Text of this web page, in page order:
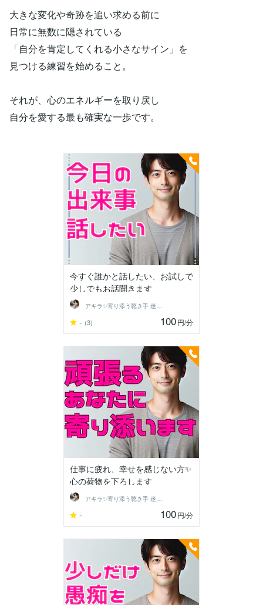
大きな変化や奇跡を追い求める前に
日常に無数に隠されている
「自分を肯定してくれる小さなサイン」を
見つける練習を始めること。
それが、心のエネルギーを取り戻し
自分を愛する最も確実な一歩です。
今すぐ誰かと話したい、お試しで
少しでもお話聞きます
アキラ✨寄り添う聴き手 迷い不安の相談室
- (3) 100円/分
仕事に疲れ、幸せを感じない方✨
心の荷物を下ろします
アキラ✨寄り添う聴き手 迷い不安の相談室
- 100円/分